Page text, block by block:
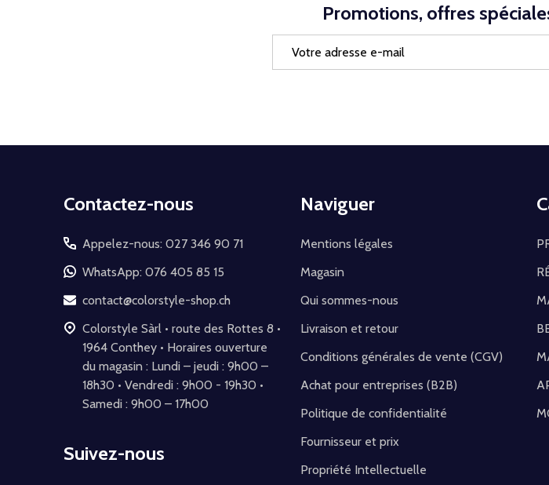
Promotions, offres
Contactez-nous
Appelez-nous: 027 346 90 71
WhatsApp: 076 405 85 15
contact@colorstyle-shop.ch
Colorstyle Sàrl • route des Rottes 8 •
1964 Conthey • Horaires ouverture
du magasin : Lundi – jeudi : 9h00 –
18h30 • Vendredi : 9h00 - 19h30 •
Samedi : 9h00 – 17h00
Suivez-nous
Naviguer
Mentions légales
Magasin
Qui sommes-nous
Livraison et retour
Conditions générales de vente (CGV)
Achat pour entreprises (B2B)
Politique de confidentialité
Fournisseur et prix
Propriété Intellectuelle